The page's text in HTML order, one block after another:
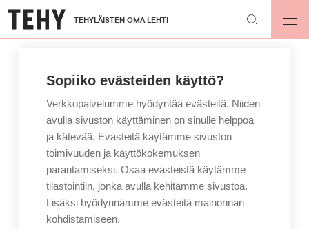
Hyppää
pääsisältöön
TEHYLÄISTEN OMA LEHTI
Sopiiko evästeiden käyttö?
Verkkopalvelumme hyödyntää evästeitä. Niiden
avulla sivuston käyttäminen on sinulle helppoa
ja kätevää. Evästeitä käytämme sivuston
toimivuuden ja käyttökokemuksen
parantamiseksi. Osaa evästeistä käytämme
tilastointiin, jonka avulla kehitämme sivustoa.
Lisäksi hyödynnämme evästeitä mainonnan
kohdistamiseen.